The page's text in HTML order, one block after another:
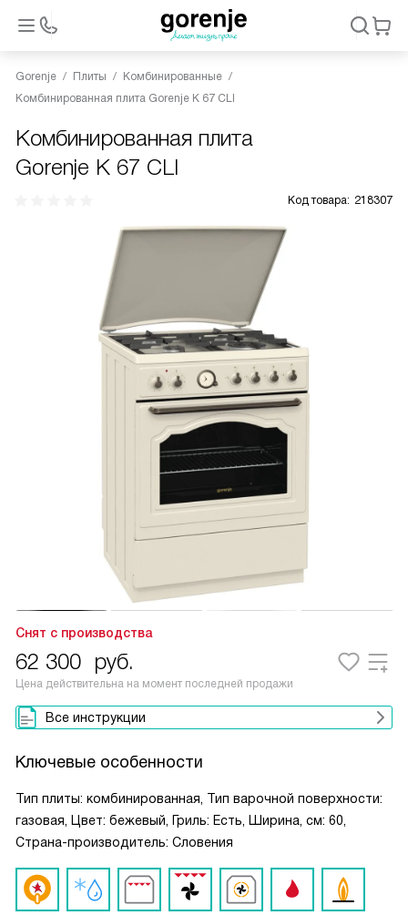
Gorenje Плиты
Комбинированные
Комбинированная плита Gorenje K 67 CLI
Комбинированная плита
Gorenje K 67 CLI
Код товара: 218307
Снят с производства
62 300 руб.
Цена действительна на момент последней продажи
Все инструкции
Ключевые особенности
Тип плиты: комбинированная, Тип варочной поверхности:
газовая, Цвет: бежевый, Гриль: Есть, Ширина, см: 60,
Страна-производитель: Словения